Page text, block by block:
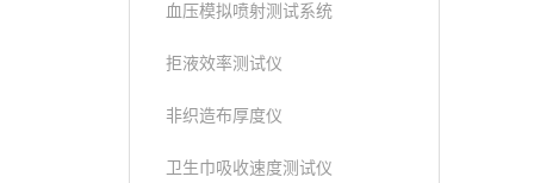
血压模拟喷射测试系统
拒液效率测试仪
非织造布厚度仪
卫生巾吸收速度测试仪